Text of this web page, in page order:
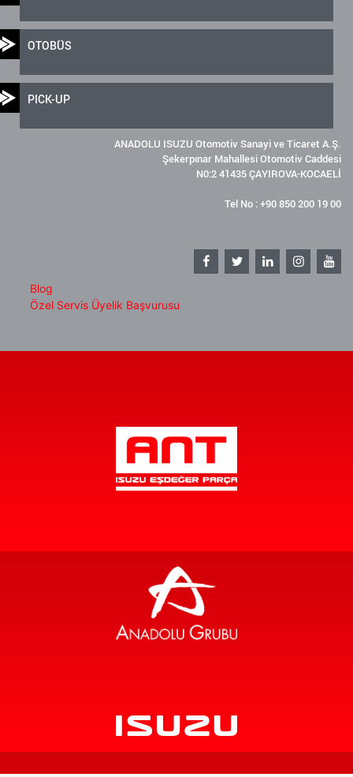
OTOBÜS
PICK-UP
ANADOLU ISUZU Otomotiv Sanayi ve Ticaret A.Ş.
Şekerpınar Mahallesi Otomotiv Caddesi
N0:2 41435 ÇAYIROVA-KOCAELİ
Tel No : +90 850 200 19 00
Blog
Özel Servis Üyelik Başvurusu